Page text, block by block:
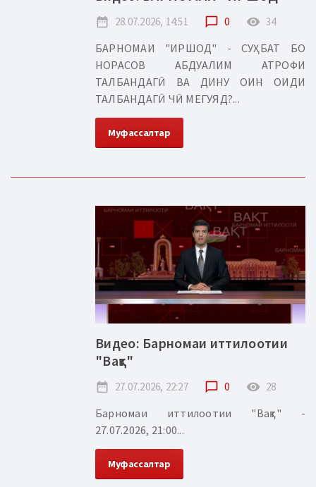
date_range 28.07.2026, 14:51 chat_bubble_outline 0 remove_red_eye 34
БАРНОМАИ "ИРШОД" - СУҲБАТ БО
НОРАСОВ АБДУАЛИМ АТРОФИ
ТАЛБАНДАГӢ ВА ДИНУ ОИН ОИДИ
ТАЛБАНДАГӢ ЧӢ МЕГУЯД?...
Муфассалтар
Видео: Барномаи иттилоотии
"Вақт"
date_range 27.07.2026, 22:27 chat_bubble_outline 0 remove_red_eye 28
Барномаи иттилоотии "Вақт" -
27.07.2026, 21:00...
Муфассалтар